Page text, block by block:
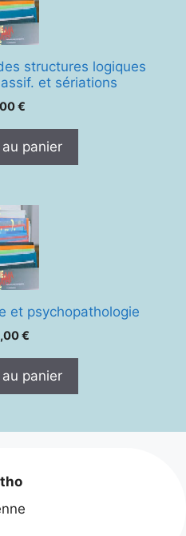
structures logiques
et sériations
€
panier
et psychopathologie
€
panier